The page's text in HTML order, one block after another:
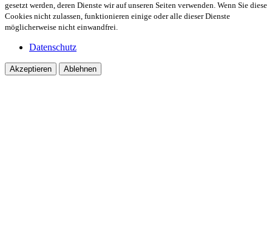
gesetzt werden, deren Dienste wir auf unseren Seiten verwenden. Wenn Sie diese
Cookies nicht zulassen, funktionieren einige oder alle dieser Dienste
möglicherweise nicht einwandfrei.
Datenschutz
Akzeptieren Ablehnen